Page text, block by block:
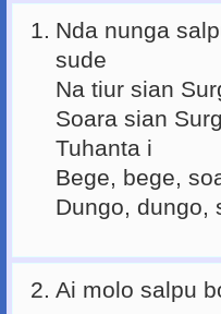
1. Nda nunga
sude
Na tiur sian
Soara sian
Tuhanta i
Bege, bege,
Dungo, dungo,
2. Ai molo salpu